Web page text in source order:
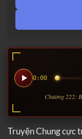
0:00
Chương 222:
Truyện Chung cực